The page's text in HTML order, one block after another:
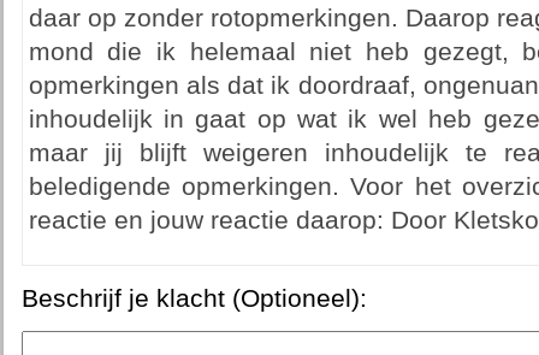
daar op zonder rotopmerkingen. Daarop
mond die ik helemaal niet heb gezegt,
opmerkingen als dat ik doordraaf,
inhoudelijk in gaat op wat ik wel heb
maar jij blijft weigeren inhoudelijk te
beledigende opmerkingen. Voor het
reactie en jouw reactie daarop: Door
Beschrijf je klacht (Optioneel):